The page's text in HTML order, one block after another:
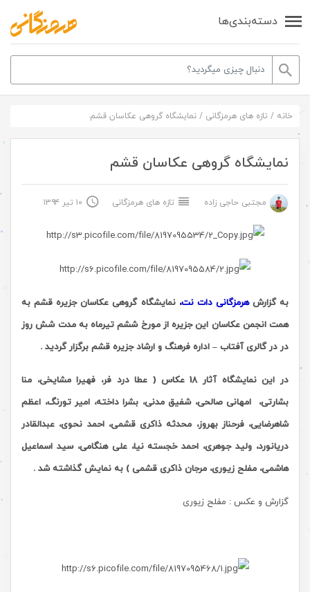
دسته‌بندی‌ها
خانه / تازه های هرمزگانی / نمایشگاه گروهی عکاسان قشم
نمایشگاه گروهی عکاسان قشم
مجتبی حاجی زاده تازه های هرمزگانی ۱۰ تیر ۱۳۹۴
به گزارشهرمزگانی دات نت،نمایشگاه گروهی عکاسان جزیره قشم به
همت انجمن عکاسان این جزیره از مورخ ششم تیرماه به مدت شش روز
در در گالری آفتاب – اداره فرهنگ و ارشاد جزیره قشم برگزار گردید .
در این نمایشگاه آثار 18 عکاس (
عطا درد فر، فهیرا مشایخی، منا
بشارتی،
امهانی صالحی، شفیق مدنی، بشرا داخته، امیر تورنگ، اعظم
شاهرضایی، فرحناز بهروز، محدثه ذاکری قشمی، احمد نحوی، عبدالقادر
دریانورد، ولید جوهری، احمد خجسته نیا،علی هنگامی، سید اسماعیل
هاشمی، مفلح زیوری، مرجان ذاکری قشمی ) به نمایش گذاشته شد .
گزارش و عکس : مفلح زیوری